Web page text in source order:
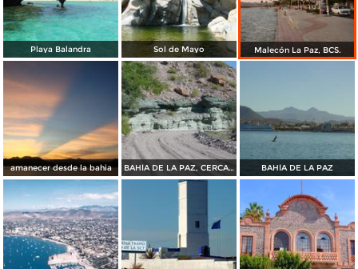
Playa Balandra Sol de Mayo Malecón La Paz, BCS.
amanecer desde la bahia BAHÍA DE LA PAZ, CERCA DE SAN JUAN DE LA COSTA BAHÍA DE LA PAZ